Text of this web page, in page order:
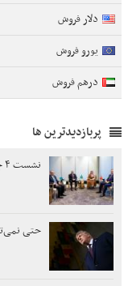
دلار فروش
یورو فروش
درهم فروش
پربازدیدترین ها
نشست ۴ جانبه در اردن با محوریت ایران و آمریکا
حتی